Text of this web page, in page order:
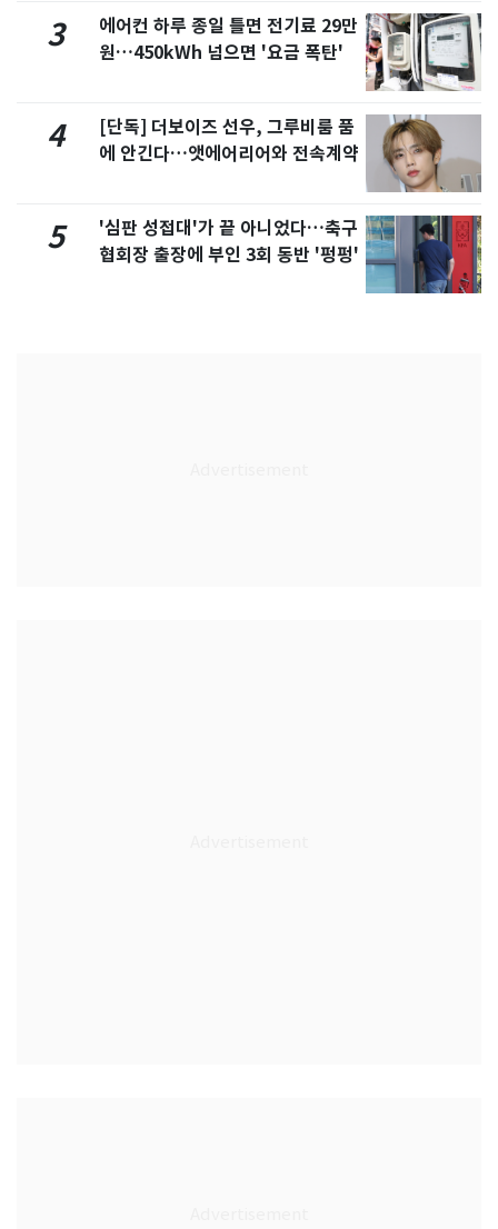
3
에어컨 하루 종일 틀면 전기료 29만
원…450kWh 넘으면 '요금 폭탄'
4
[단독] 더보이즈 선우, 그루비룸 품
에 안긴다…앳에어리어와 전속계약
5
'심판 성접대'가 끝 아니었다…축구
협회장 출장에 부인 3회 동반 '펑펑'